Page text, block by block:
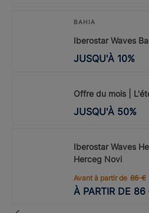
BAHIA
Iberostar Waves
JUSQU'À 10%
Offre du mois |
JUSQU'À 50%
Iberostar Waves
Herceg Novi
Avant à partir de 86 €
À PARTIR DE 86